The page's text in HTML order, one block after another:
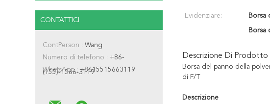
CONTATTICI
ContPerson : Wang
Numero di telefono : +86-
(155)-1566-3119
WhatsApp : +8615515663119
Evidenziare: Borsa
Borsa
Descrizione Di Prodotto
Borsa del panno della
di F/T
Descrizione